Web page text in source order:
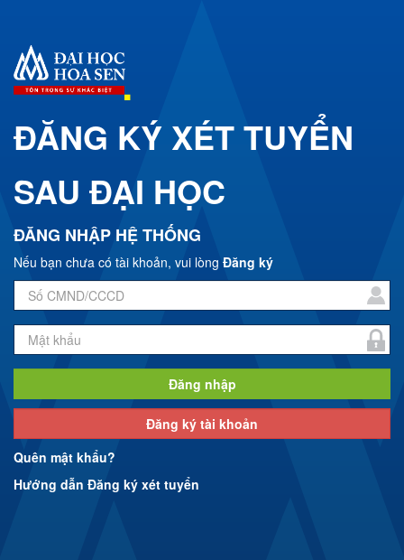
ĐĂNG KÝ XÉT TUYỂN
SAU ĐẠI HỌC
ĐĂNG NHẬP HỆ THỐNG
Nếu bạn chưa có tài khoản, vui lòng Đăng ký
Đăng nhập
Đăng ký tài khoản
Quên mật khẩu?
Hướng dẫn Đăng ký xét tuyển